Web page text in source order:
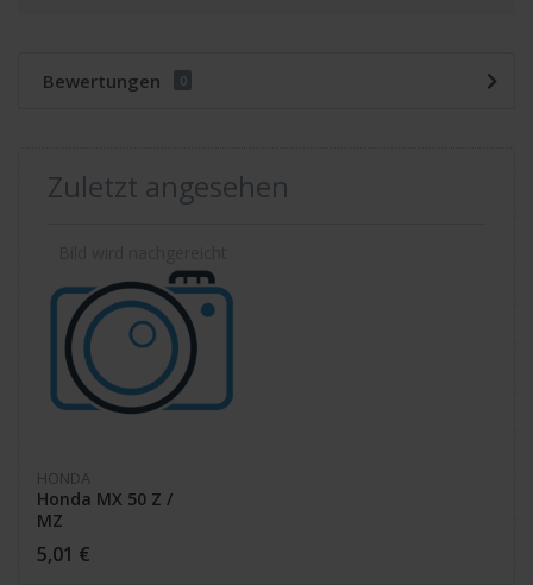
Bewertungen 0
Zuletzt angesehen
HONDA
Honda MX 50 Z /
MZ
DICHTUNG
GETRIEBEABDECK. 21395-
5,01 €